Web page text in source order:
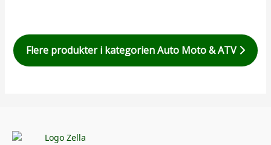
Flere produkter i kategorien Auto Moto & ATV